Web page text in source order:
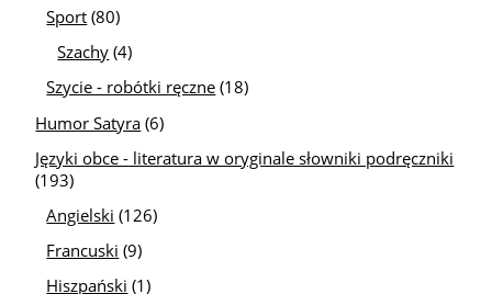
Sport (80)
Szachy (4)
Szycie - robótki ręczne (18)
Humor Satyra (6)
Języki obce - literatura w oryginale słowniki podręczniki
(193)
Angielski (126)
Francuski (9)
Hiszpański (1)